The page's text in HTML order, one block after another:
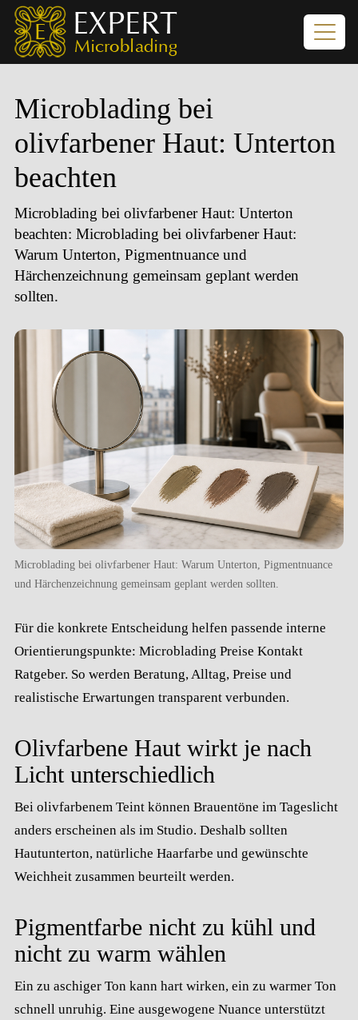
Microblading bei
olivfarbener Haut: Unterton
beachten
Microblading bei olivfarbener Haut: Unterton
beachten: Microblading bei olivfarbener Haut:
Warum Unterton, Pigmentnuance und
Härchenzeichnung gemeinsam geplant werden
sollten.
Microblading bei olivfarbener Haut: Warum Unterton, Pigmentnuance
und Härchenzeichnung gemeinsam geplant werden sollten.
Für die konkrete Entscheidung helfen passende interne
Orientierungspunkte: Microblading Preise Kontakt
Ratgeber. So werden Beratung, Alltag, Preise und
realistische Erwartungen transparent verbunden.
Olivfarbene Haut wirkt je nach
Licht unterschiedlich
Bei olivfarbenem Teint können Brauentöne im Tageslicht
anders erscheinen als im Studio. Deshalb sollten
Hautunterton, natürliche Haarfarbe und gewünschte
Weichheit zusammen beurteilt werden.
Pigmentfarbe nicht zu kühl und
nicht zu warm wählen
Ein zu aschiger Ton kann hart wirken, ein zu warmer Ton
schnell unruhig. Eine ausgewogene Nuance unterstützt